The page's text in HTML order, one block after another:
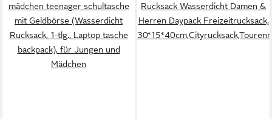
mädchen teenager schultasche
mit Geldbörse (Wasserdicht
Rucksack, 1-tlg., Laptop tasche
backpack), für Jungen und
Mädchen
Rucksack Wasserdicht Damen &
Herren Daypack Freizeitrucksack,